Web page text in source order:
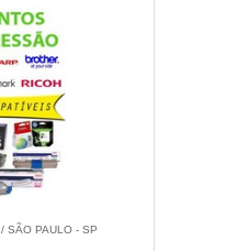
/ SÃO PAULO - SP